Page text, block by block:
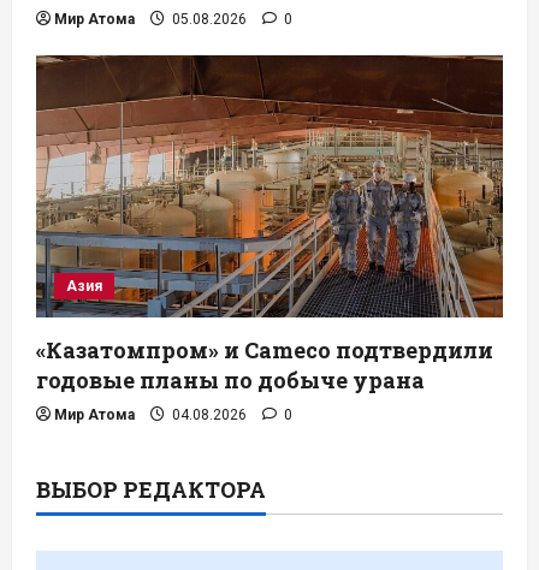
Мир Атома 05.08.2026 0
Азия
«Казатомпром» и Cameco подтвердили
годовые планы по добыче урана
Мир Атома 04.08.2026 0
ВЫБОР РЕДАКТОРА